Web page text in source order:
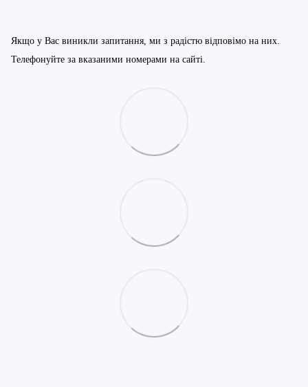
Якщо у Вас виникли запитання, ми з радістю відповімо на них.
Телефонуйте за вказаними номерами на сайті.